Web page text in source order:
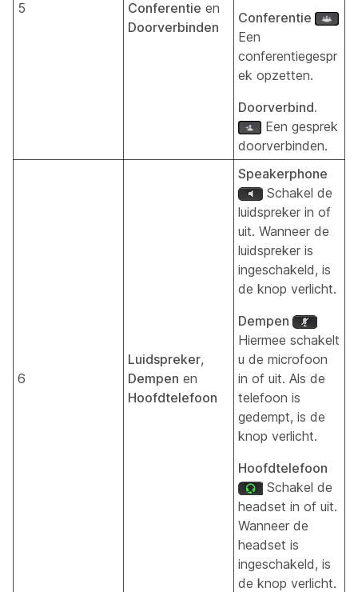
5 Conferentie en
Doorverbinden
Conferentie
Een
conferentiegespr
ek opzetten.
Doorverbind.
Een gesprek
doorverbinden.
6
Luidspreker,
Dempen en
Hoofdtelefoon
Speakerphone
Schakel de
luidspreker in of
uit. Wanneer de
luidspreker is
ingeschakeld, is
de knop verlicht.
Dempen
Hiermee schakelt
u de microfoon
in of uit. Als de
telefoon is
gedempt, is de
knop verlicht.
Hoofdtelefoon
Schakel de
headset in of uit.
Wanneer de
headset is
ingeschakeld, is
de knop verlicht.